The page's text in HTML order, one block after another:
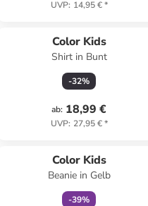
UVP: 14,95 €*
Color Kids
Shirt in Bunt
-32%
ab: 18,99 €
UVP: 27,95 €*
Color Kids
Beanie in Gelb
-39%